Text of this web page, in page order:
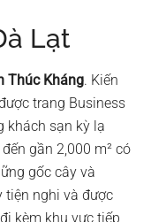
Lạt
Thúc Kháng. Kiến
trang Business
khách sạn kỳ lạ
gần 2,000 m² có
gốc cây và
tiện nghi và được
kèm khu vực tiếp